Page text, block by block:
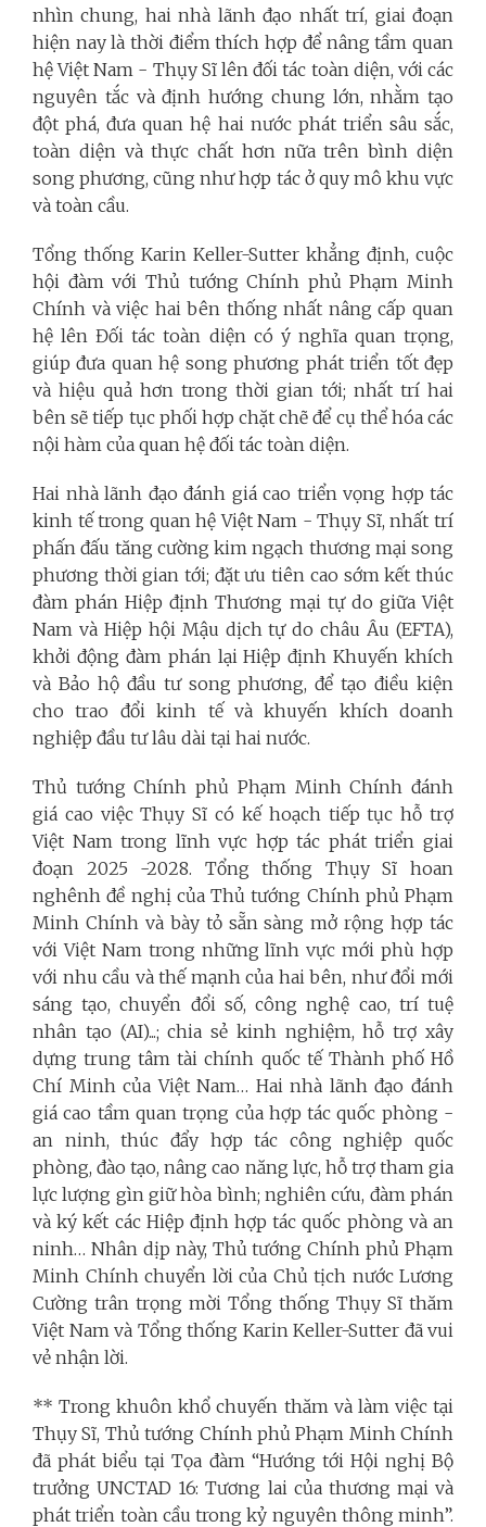
nhìn chung, hai nhà lãnh đạo nhất trí, giai đoạn
hiện nay là thời điểm thích hợp để nâng tầm quan
hệ Việt Nam - Thụy Sĩ lên đối tác toàn diện, với các
nguyên tắc và định hướng chung lớn, nhằm tạo
đột phá, đưa quan hệ hai nước phát triển sâu sắc,
toàn diện và thực chất hơn nữa trên bình diện
song phương, cũng như hợp tác ở quy mô khu vực
và toàn cầu.
Tổng thống Karin Keller-Sutter khẳng định, cuộc
hội đàm với Thủ tướng Chính phủ Phạm Minh
Chính và việc hai bên thống nhất nâng cấp quan
hệ lên Đối tác toàn diện có ý nghĩa quan trọng,
giúp đưa quan hệ song phương phát triển tốt đẹp
và hiệu quả hơn trong thời gian tới; nhất trí hai
bên sẽ tiếp tục phối hợp chặt chẽ để cụ thể hóa các
nội hàm của quan hệ đối tác toàn diện.
Hai nhà lãnh đạo đánh giá cao triển vọng hợp tác
kinh tế trong quan hệ Việt Nam - Thụy Sĩ, nhất trí
phấn đấu tăng cường kim ngạch thương mại song
phương thời gian tới; đặt ưu tiên cao sớm kết thúc
đàm phán Hiệp định Thương mại tự do giữa Việt
Nam và Hiệp hội Mậu dịch tự do châu Âu (EFTA),
khởi động đàm phán lại Hiệp định Khuyến khích
và Bảo hộ đầu tư song phương, để tạo điều kiện
cho trao đổi kinh tế và khuyến khích doanh
nghiệp đầu tư lâu dài tại hai nước.
Thủ tướng Chính phủ Phạm Minh Chính đánh
giá cao việc Thụy Sĩ có kế hoạch tiếp tục hỗ trợ
Việt Nam trong lĩnh vực hợp tác phát triển giai
đoạn 2025 -2028. Tổng thống Thụy Sĩ hoan
nghênh đề nghị của Thủ tướng Chính phủ Phạm
Minh Chính và bày tỏ sẵn sàng mở rộng hợp tác
với Việt Nam trong những lĩnh vực mới phù hợp
với nhu cầu và thế mạnh của hai bên, như đổi mới
sáng tạo, chuyển đổi số, công nghệ cao, trí tuệ
nhân tạo (AI)...; chia sẻ kinh nghiệm, hỗ trợ xây
dựng trung tâm tài chính quốc tế Thành phố Hồ
Chí Minh của Việt Nam… Hai nhà lãnh đạo đánh
giá cao tầm quan trọng của hợp tác quốc phòng -
an ninh, thúc đẩy hợp tác công nghiệp quốc
phòng, đào tạo, nâng cao năng lực, hỗ trợ tham gia
lực lượng gìn giữ hòa bình; nghiên cứu, đàm phán
và ký kết các Hiệp định hợp tác quốc phòng và an
ninh… Nhân dịp này, Thủ tướng Chính phủ Phạm
Minh Chính chuyển lời của Chủ tịch nước Lương
Cường trân trọng mời Tổng thống Thụy Sĩ thăm
Việt Nam và Tổng thống Karin Keller-Sutter đã vui
vẻ nhận lời.
** Trong khuôn khổ chuyến thăm và làm việc tại
Thụy Sĩ, Thủ tướng Chính phủ Phạm Minh Chính
đã phát biểu tại Tọa đàm “Hướng tới Hội nghị Bộ
trưởng UNCTAD 16: Tương lai của thương mại và
phát triển toàn cầu trong kỷ nguyên thông minh”.